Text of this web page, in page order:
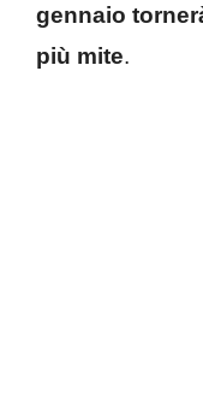
gennaio
più mite.